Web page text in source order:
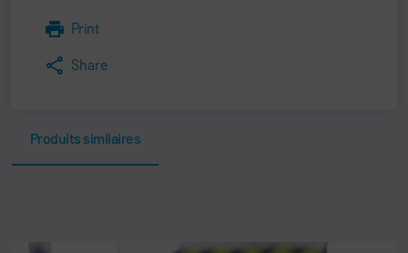
Print
Share
Produits similaires